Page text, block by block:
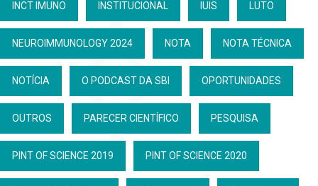
INCT IMUNO INSTITUCIONAL IUIS LUTO
NEUROIMMUNOLOGY 2024 NOTA NOTA TÉCNICA
NOTÍCIA O PODCAST DA SBI OPORTUNIDADES
OUTROS PARECER CIENTÍFICO PESQUISA
PINT OF SCIENCE 2019 PINT OF SCIENCE 2020